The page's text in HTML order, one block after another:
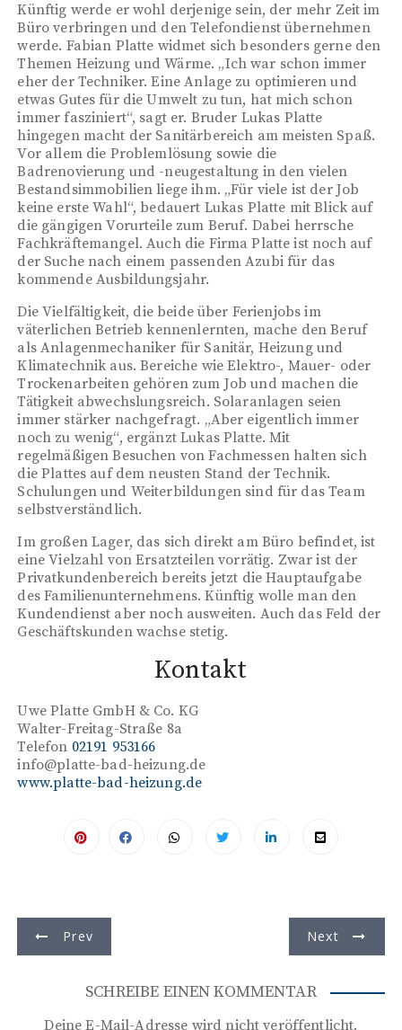
Künftig werde er wohl derjenige sein, der mehr Zeit im
Büro verbringen und den Telefondienst übernehmen
werde. Fabian Platte widmet sich besonders gerne den
Themen Heizung und Wärme. „Ich war schon immer
eher der Techniker. Eine Anlage zu optimieren und
etwas Gutes für die Umwelt zu tun, hat mich schon
immer fasziniert“, sagt er. Bruder Lukas Platte
hingegen macht der Sanitärbereich am meisten Spaß.
Vor allem die Problemlösung sowie die
Badrenovierung und -neugestaltung in den vielen
Bestandsimmobilien liege ihm. „Für viele ist der Job
keine erste Wahl“, bedauert Lukas Platte mit Blick auf
die gängigen Vorurteile zum Beruf. Dabei herrsche
Fachkräftemangel. Auch die Firma Platte ist noch auf
der Suche nach einem passenden Azubi für das
kommende Ausbildungsjahr.
Die Vielfältigkeit, die beide über Ferienjobs im
väterlichen Betrieb kennenlernten, mache den Beruf
als Anlagenmechaniker für Sanitär, Heizung und
Klimatechnik aus. Bereiche wie Elektro-, Mauer- oder
Trockenarbeiten gehören zum Job und machen die
Tätigkeit abwechslungsreich. Solaranlagen seien
immer stärker nachgefragt. „Aber eigentlich immer
noch zu wenig“, ergänzt Lukas Platte. Mit
regelmäßigen Besuchen von Fachmessen halten sich
die Plattes auf dem neusten Stand der Technik.
Schulungen und Weiterbildungen sind für das Team
selbstverständlich.
Im großen Lager, das sich direkt am Büro befindet, ist
eine Vielzahl von Ersatzteilen vorrätig. Zwar ist der
Privatkundenbereich bereits jetzt die Hauptaufgabe
des Familienunternehmens. Künftig wolle man den
Kundendienst aber noch ausweiten. Auch das Feld der
Geschäftskunden wachse stetig.
Kontakt
Uwe Platte GmbH & Co. KG
Walter-Freitag-Straße 8a
Telefon 02191 953166
info@platte-bad-heizung.de
www.platte-bad-heizung.de
e
Prev Next
SCHREIBE EINEN KOMMENTAR
Deine E-Mail-Adresse wird nicht veröffentlicht.